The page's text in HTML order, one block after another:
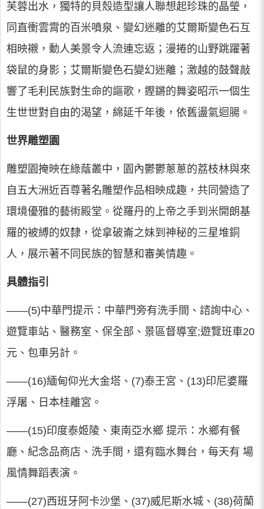
芙蓉出水，獨特的貝殼造型讓人聯想起珍珠的晶瑩，
同直衝雲霄的百米噴泉、變幻迷離的艾爾斯變色石互
相映襯，動人美景令人流連忘返；漫捲的山野跳躍著
袋鼠的身影；艾爾斯變色石變幻迷離；激越的鼓聲敲
響了毛利民族對生命的謳歌，鏗鏘的舞姿昭示一個生
生世世對自由的渴望，綿延千年後，依舊盪氣迴腸。
世界雕塑園
雕塑園掩映在綠蔭叢中，園內鬱鬱蔥蔥的荔枝林與來
自五大洲近百尊著名雕塑作品相映成趣，共同營造了
環境優雅的藝術殿堂。從羅丹的上帝之手到米開朗基
羅的被縛的奴隸，從拿破崙之妹到神秘的三星堆銅
人，展示著不同民族的智慧和審美情趣。
具體指引
――(5)中華門提示：中華門旁有洗手間、諮詢中心、
遊覽車站、醫務室、保全部、景區督導室;遊覽班車20
元、包車另計。
――(16)緬甸仰光大金塔、(7)泰王宮、(13)印尼婆羅
浮屠、日本桂離宮。
――(15)印度泰姬陵、東南亞水鄉 提示：水鄉有餐
廳、紀念品商店、洗手間，還有臨水舞台，每天有 場
風情舞蹈表演。
――(27)西班牙阿卡沙堡、(37)威尼斯水城、(38)荷蘭